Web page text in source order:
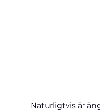
Naturligtvis är